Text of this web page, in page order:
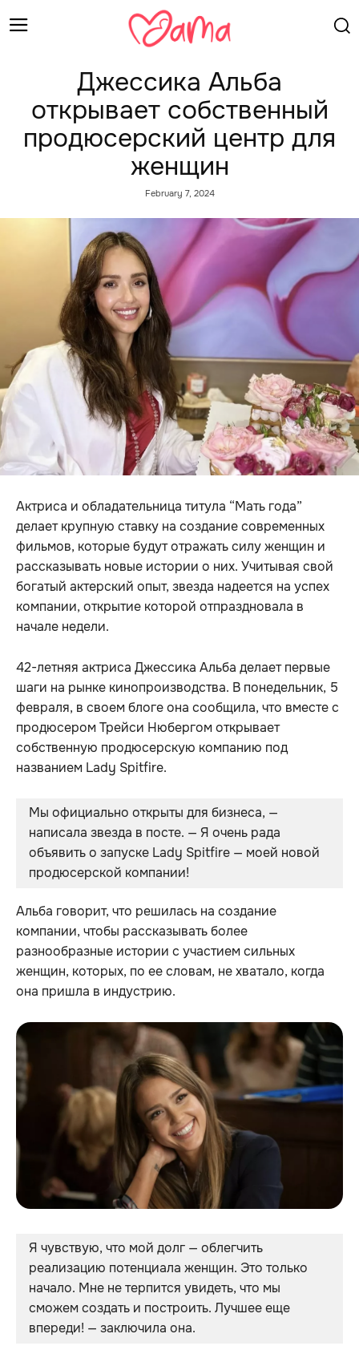
Джессика Альба
открывает собственный
продюсерский центр для
женщин
February 7, 2024
Актриса и обладательница титула “Мать года”
делает крупную ставку на создание современных
фильмов, которые будут отражать силу женщин и
рассказывать новые истории о них. Учитывая свой
богатый актерский опыт, звезда надеется на успех
компании, открытие которой отпраздновала в
начале недели.
42-летняя актриса Джессика Альба делает первые
шаги на рынке кинопроизводства. В понедельник, 5
февраля, в своем блоге она сообщила, что вместе с
продюсером Трейси Нюбергом открывает
собственную продюсерскую компанию под
названием Lady Spitfire.
Мы официально открыты для бизнеса, —
написала звезда в посте. — Я очень рада
объявить о запуске Lady Spitfire — моей новой
продюсерской компании!
Альба говорит, что решилась на создание
компании, чтобы рассказывать более
разнообразные истории с участием сильных
женщин, которых, по ее словам, не хватало, когда
она пришла в индустрию.
Я чувствую, что мой долг — облегчить
реализацию потенциала женщин. Это только
начало. Мне не терпится увидеть, что мы
сможем создать и построить. Лучшее еще
впереди! — заключила она.